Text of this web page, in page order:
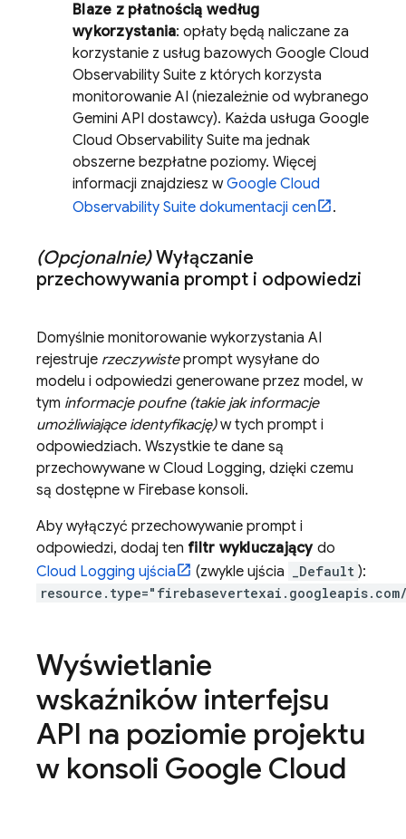
Blaze z płatnością według
wykorzystania: opłaty będą naliczane za
korzystanie z usług bazowych Google Cloud
Observability Suite z których korzysta
monitorowanie AI (niezależnie od wybranego
Gemini API dostawcy). Każda usługa Google
Cloud Observability Suite ma jednak
obszerne bezpłatne poziomy. Więcej
informacji znajdziesz wGoogle Cloud
Observability Suite dokumentacji cen .
(Opcjonalnie)Wyłączanie
przechowywania prompt i odpowiedzi
Domyślnie monitorowanie wykorzystania AI
rejestruje rzeczywisteprompt wysyłane do
modelu i odpowiedzi generowane przez model, w
tym informacje poufne (takie jak informacje
umożliwiające identyfikację)w tych prompt i
odpowiedziach. Wszystkie te dane są
przechowywane wCloud Logging, dzięki czemu
są dostępne w Firebase konsoli.
Aby wyłączyć przechowywanie prompt i
odpowiedzi, dodaj ten filtr wykluczającydo
Cloud Logging ujścia (zwykle ujścia _Default ):
Wyświetlanie
wskaźników interfejsu
API na poziomie projektu
w konsoli Google Cloud